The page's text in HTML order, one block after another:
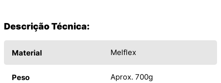
Descrição Técnica:
Material Melflex
Peso Aprox. 700g